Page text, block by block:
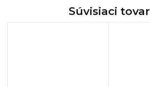
Súvisiaci tovar